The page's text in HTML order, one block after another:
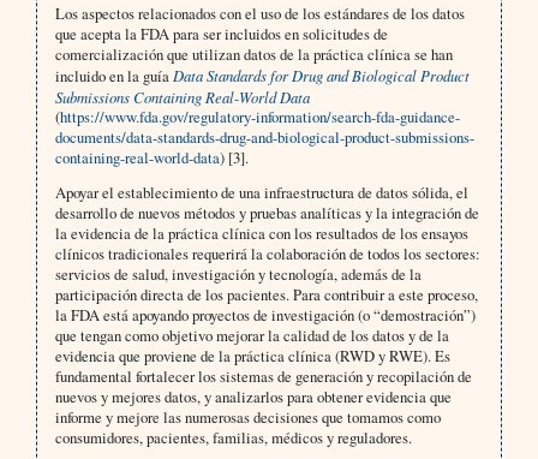
Los aspectos relacionados con el uso de los estándares de los datos
que acepta la FDA para ser incluidos en solicitudes de
comercialización que utilizan datos de la práctica clínica se han
incluido en la guía Data Standards for Drug and Biological Product
Submissions Containing Real-World Data
(https://www.fda.gov/regulatory-information/search-fda-guidance-
documents/data-standards-drug-and-biological-product-submissions-
containing-real-world-data) [3].
Apoyar el establecimiento de una infraestructura de datos sólida, el
desarrollo de nuevos métodos y pruebas analíticas y la integración de
la evidencia de la práctica clínica con los resultados de los ensayos
clínicos tradicionales requerirá la colaboración de todos los sectores:
servicios de salud, investigación y tecnología, además de la
participación directa de los pacientes. Para contribuir a este proceso,
la FDA está apoyando proyectos de investigación (o “demostración”)
que tengan como objetivo mejorar la calidad de los datos y de la
evidencia que proviene de la práctica clínica (RWD y RWE). Es
fundamental fortalecer los sistemas de generación y recopilación de
nuevos y mejores datos, y analizarlos para obtener evidencia que
informe y mejore las numerosas decisiones que tomamos como
consumidores, pacientes, familias, médicos y reguladores.